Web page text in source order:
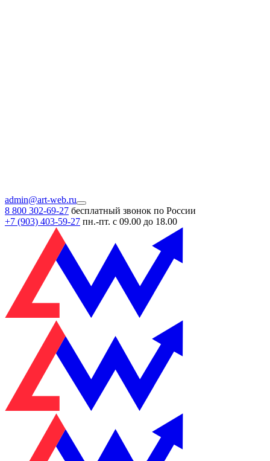
admin@art-web.ru
8 800 302-69-27 бесплатный звонок по России
+7 (903) 403-59-27 пн.-пт. с 09.00 до 18.00